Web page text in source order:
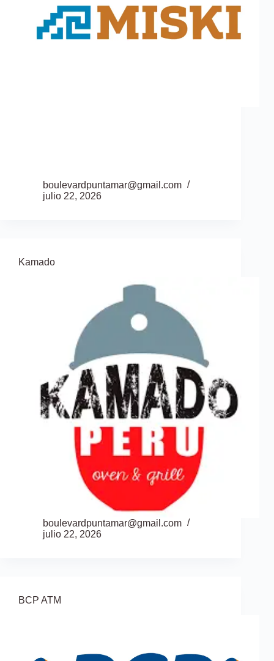
boulevardpuntamar@gmail.com
julio 22, 2026
Kamado
boulevardpuntamar@gmail.com
julio 22, 2026
BCP ATM